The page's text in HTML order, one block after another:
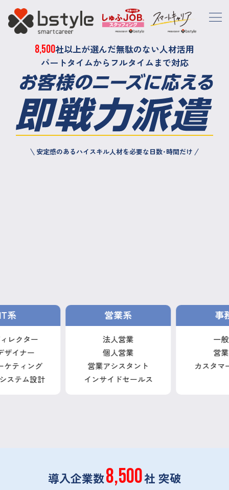
8,500社以上が選んだ無駄のない人材活用
パートタイムからフルタイムまで対応
安定感のあるハイスキル人材を必要な日数･時間だけ
営業アシスタント
インサイドセールス
カスタマーサポート
導入企業数8,500社 突破